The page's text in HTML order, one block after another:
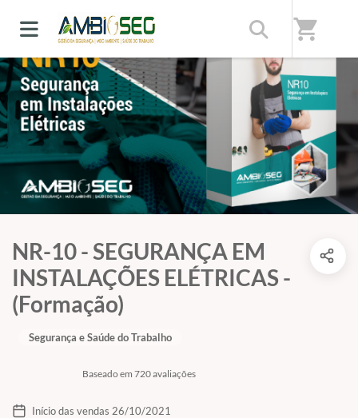
shopping_cart
NR-10 - SEGURANÇA EM
INSTALAÇÕES ELÉTRICAS -
(Formação)
Baseado em 720 avaliações
Segurança e Saúde do Trabalho
Início das vendas 26/10/2021